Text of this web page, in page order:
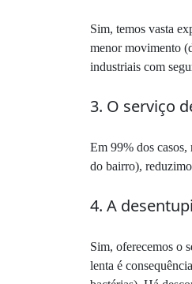
Sim, temos vasta
menor movimento
industriais com
3. O serviço
Em 99% dos
do bairro),
4. A
Sim, oferecemos o
lenta é